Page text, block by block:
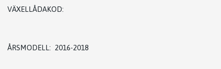
VÄXELLÅDAKOD:
ÅRSMODELL: 2016-2018